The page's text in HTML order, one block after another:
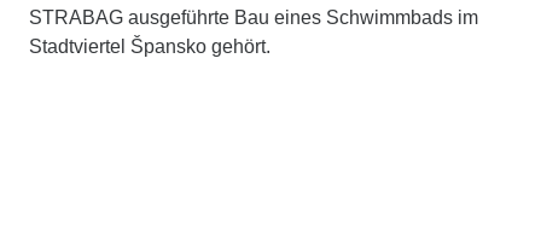
STRABAG ausgeführte Bau eines Schwimmbads im
Stadtviertel Špansko gehört.